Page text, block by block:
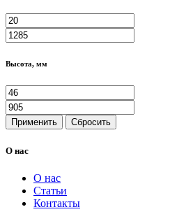
Высота, мм
Применить Сбросить
О нас
О нас
Статьи
Контакты